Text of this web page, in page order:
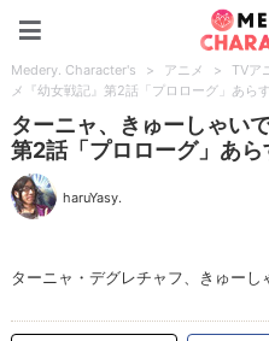
Medery. Character's > アニメ > TVア
メ『幼女戦記』第2話「プロローグ」あら
ターニャ、きゅーしゃい
第2話「プロローグ」あ
haruYasy.
ターニャ・デグレチャフ、きゅーし